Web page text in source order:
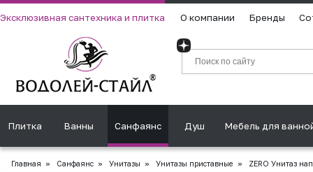
Эксклюзивная сантехника и плитка О компании Бренды
Плитка Ванны Санфаянс Душ Мебель для
Главная » Санфаянс » Унитазы » Унитазы приставные » ZERO Унитаз